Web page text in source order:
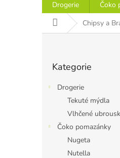
Drogerie Čoko
Domů Chipsy a
kategorie
Kategorie
Drogerie
Tekuté mýdla
Vlhčené
Čoko pomazánky
Nugeta
Nutella